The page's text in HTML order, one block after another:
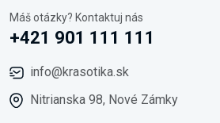
Máš otázky? Kontaktuj nás
+421 901 111 111
info@krasotika.sk
Nitrianska 98, Nové Zámky